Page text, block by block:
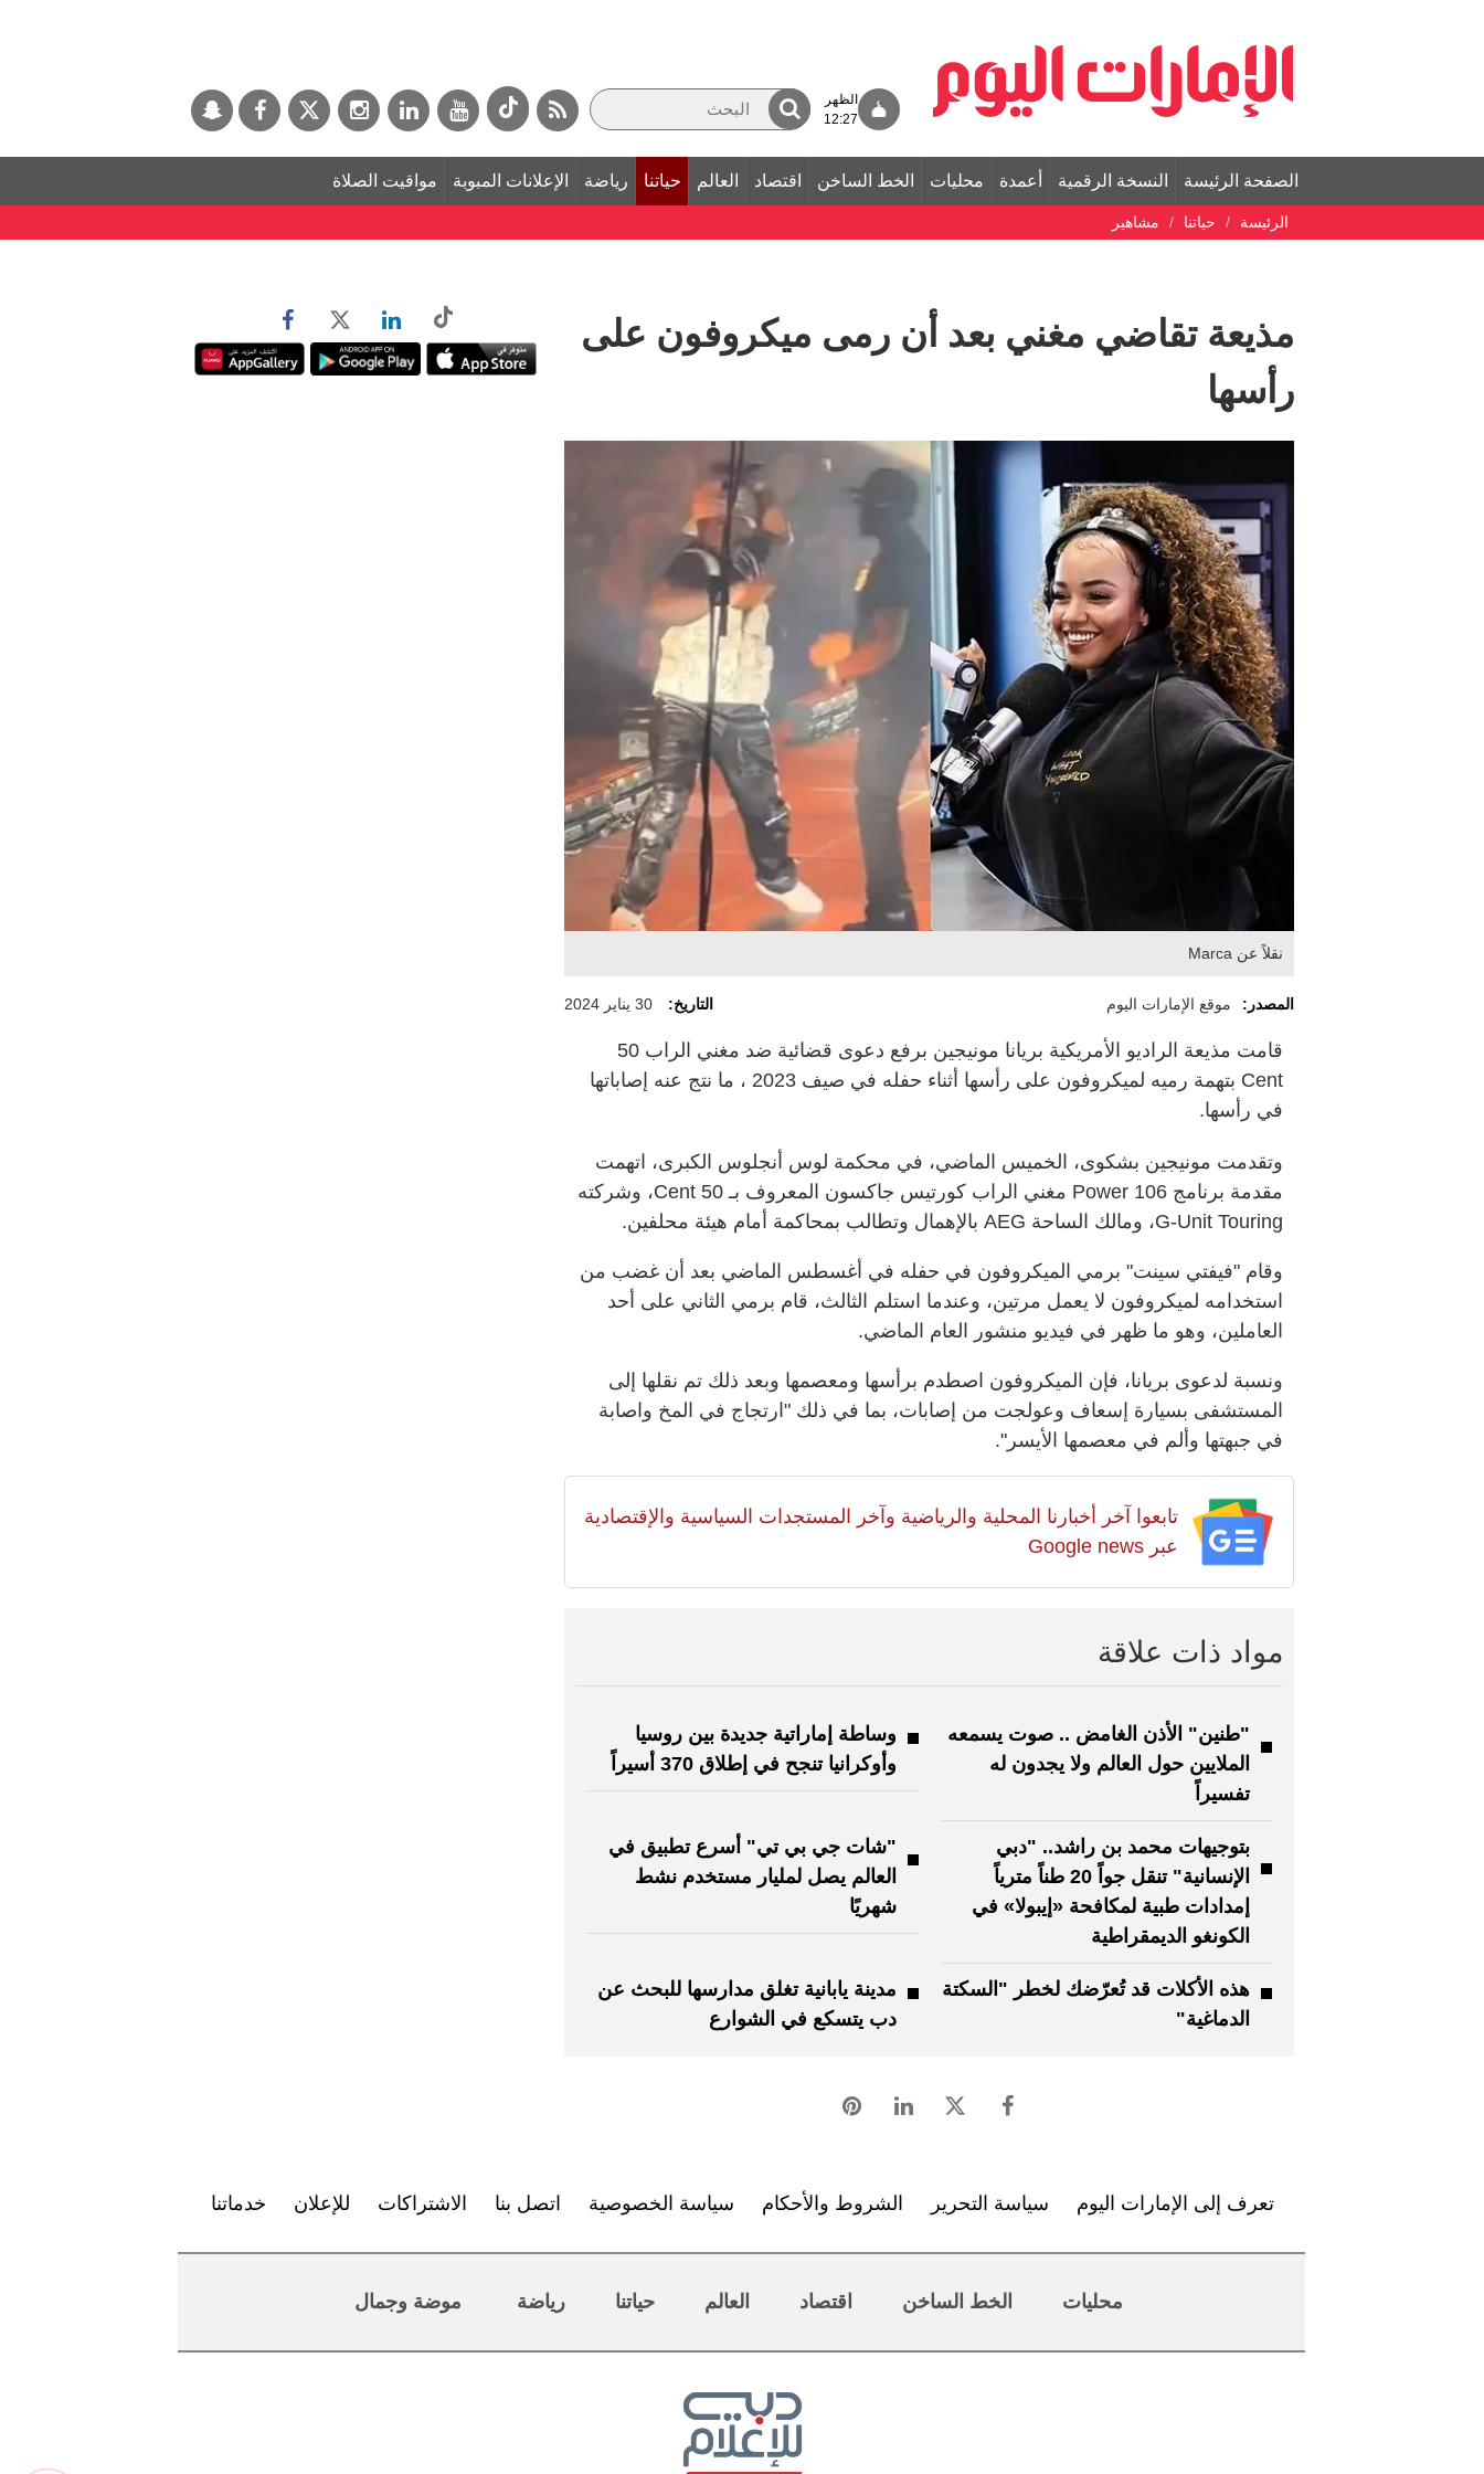
الظهر
12:27
الصفحة الرئيسة النسخة الرقمية أعمدة محليات الخط الساخن اقتصاد العالم حياتنا رياضة الإعلانات المبوبة مواقيت الصلاة
الرئيسة حياتنا مشاهير
مذيعة تقاضي مغني بعد أن رمى ميكروفون على
رأسها
نقلاً عن Marca
المصدر: موقع الإمارات اليوم التاريخ: 30 يناير 2024
قامت مذيعة الراديو الأمريكية بريانا مونيجين برفع دعوى قضائية ضد مغني الراب 50
Cent بتهمة رميه لميكروفون على رأسها أثناء حفله في صيف 2023 ، ما نتج عنه إصاباتها
في رأسها.
وتقدمت مونيجين بشكوى، الخميس الماضي، في محكمة لوس أنجلوس الكبرى، اتهمت
مقدمة برنامج Power 106 مغني الراب كورتيس جاكسون المعروف بـ 50 Cent، وشركته
G-Unit Touring، ومالك الساحة AEG بالإهمال وتطالب بمحاكمة أمام هيئة محلفين.
وقام "فيفتي سينت" برمي الميكروفون في حفله في أغسطس الماضي بعد أن غضب من
استخدامه لميكروفون لا يعمل مرتين، وعندما استلم الثالث، قام برمي الثاني على أحد
العاملين، وهو ما ظهر في فيديو منشور العام الماضي.
ونسبة لدعوى بريانا، فإن الميكروفون اصطدم برأسها ومعصمها وبعد ذلك تم نقلها إلى
المستشفى بسيارة إسعاف وعولجت من إصابات، بما في ذلك "ارتجاج في المخ واصابة
في جبهتها وألم في معصمها الأيسر".
تابعوا آخر أخبارنا المحلية والرياضية وآخر المستجدات السياسية والإقتصادية
عبر Google news
مواد ذات علاقة
"طنين" الأذن الغامض .. صوت يسمعه
الملايين حول العالم ولا يجدون له
تفسيراً
وساطة إماراتية جديدة بين روسيا
وأوكرانيا تنجح في إطلاق 370 أسيراً
بتوجيهات محمد بن راشد.. "دبي
الإنسانية" تنقل جواً 20 طناً مترياً
إمدادات طبية لمكافحة «إيبولا» في
الكونغو الديمقراطية
"شات جي بي تي" أسرع تطبيق في
العالم يصل لمليار مستخدم نشط
شهريًا
هذه الأكلات قد تُعرّضك لخطر "السكتة
الدماغية"
مدينة يابانية تغلق مدارسها للبحث عن
دب يتسكع في الشوارع
تعرف إلى الإمارات اليوم سياسة التحرير الشروط والأحكام سياسة الخصوصية اتصل بنا الاشتراكات للإعلان خدماتنا
محليات الخط الساخن اقتصاد العالم حياتنا رياضة موضة وجمال